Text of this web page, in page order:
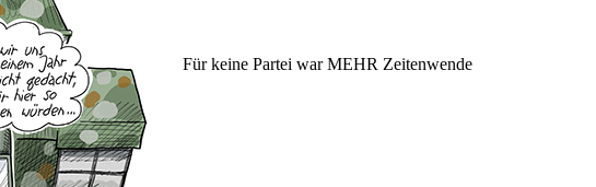
Für keine Partei war MEHR Zeitenwende